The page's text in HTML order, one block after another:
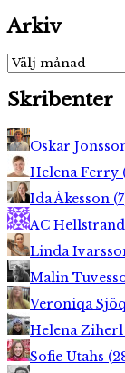
Arkiv
Arkiv
Skribenter
Oskar
Helena Ferry
Ida Åkesson (7
AC Hellstrand
Linda
Malin
Veroniqa
Helena Ziherl
Sofie Utahs (